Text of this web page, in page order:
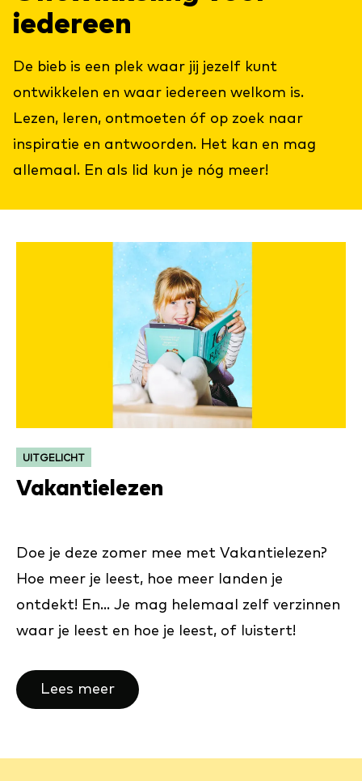
iedereen
De bieb is een plek waar jij jezelf kunt
ontwikkelen en waar iedereen welkom is.
Lezen, leren, ontmoeten óf op zoek naar
inspiratie en antwoorden. Het kan en mag
allemaal. En als lid kun je nóg meer!
Vakantielezen
CATEGORIE:
UITGELICHT
Doe je deze zomer mee met Vakantielezen?
Hoe meer je leest, hoe meer landen je
ontdekt! En... Je mag helemaal zelf verzinnen
waar je leest en hoe je leest, of luistert!
Lees meer